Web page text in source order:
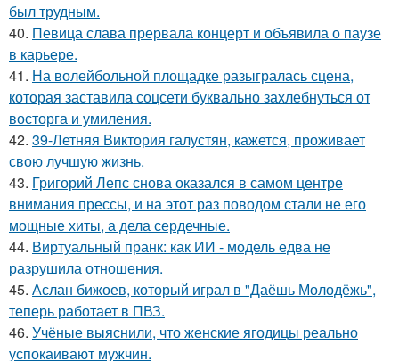
был трудным.
40. Певица слава прервала концерт и объявила о паузе
в карьере.
41. На волейбольной площадке разыгралась сцена,
которая заставила соцсети буквально захлебнуться от
восторга и умиления.
42. 39-Летняя Виктория галустян, кажется, проживает
свою лучшую жизнь.
43. Григорий Лепс снова оказался в самом центре
внимания прессы, и на этот раз поводом стали не его
мощные хиты, а дела сердечные.
44. Виртуальный пранк: как ИИ - модель едва не
разрушила отношения.
45. Аслан бижоев, который играл в "Даёшь Молодёжь",
теперь работает в ПВЗ.
46. Учёные выяснили, что женские ягодицы реально
успокаивают мужчин.